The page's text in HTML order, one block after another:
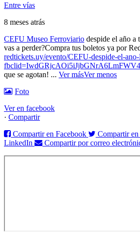
Entre vías
8 meses atrás
CEFU Museo Ferroviario despide el año a
vas a perder?Compra tus boletos ya por
redtickets.uy/evento/CEFU-despide-el-
que se agotan! ... Ver másVer menos
Foto
Ver en facebook
· Compartir
Compartir en Facebook
Compartir
LinkedIn
Compartir por correo